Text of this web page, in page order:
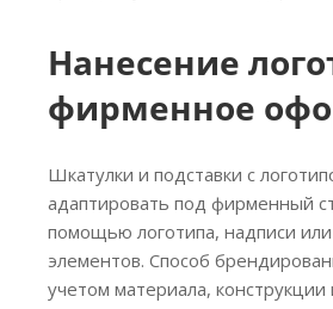
Нанесение
фирменное
Шкатулки и подставки с
адаптировать под фирменный
помощью логотипа, надписи или
элементов. Способ
учетом материала, конструкции